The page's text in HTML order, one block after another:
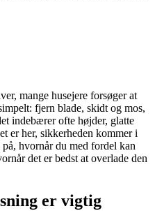
mange husejere forsøger at
fjern blade, skidt og mos,
indebærer ofte højder, glatte
er her, sikkerheden kommer i
hvornår du med fordel kan
det er bedst at overlade den
er vigtig